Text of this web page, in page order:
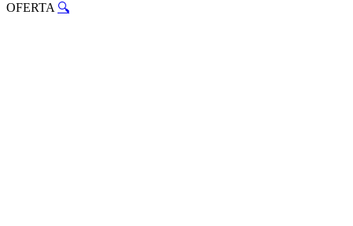
OFERTA 🔍